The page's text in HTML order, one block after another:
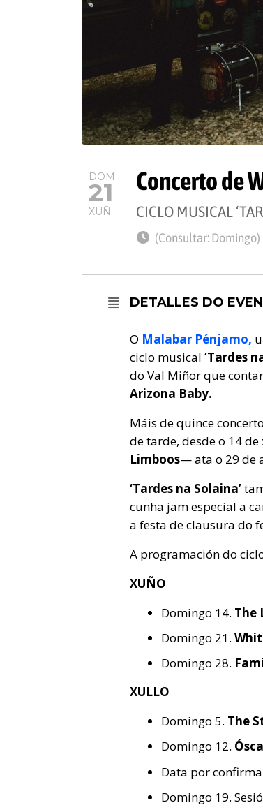
DOM
21
XUÑ
Concerto de
CICLO MUSICAL
(Consultar: Domingo)
DETALLES DO
O Malabar Pénjamo,
ciclo musical ‘Tardes
do Val Miñor que
Arizona Baby.
Máis de quince
de tarde, desde o 14
Limboos— ata o 29 de
‘Tardes na Solaina’
cunha jam especial a
a festa de clausura do
A programación do
XUÑO
Domingo 14. The
Domingo 21.
Domingo 28.
XULLO
Domingo 5. The
Domingo 12.
Data por
Domingo 19.